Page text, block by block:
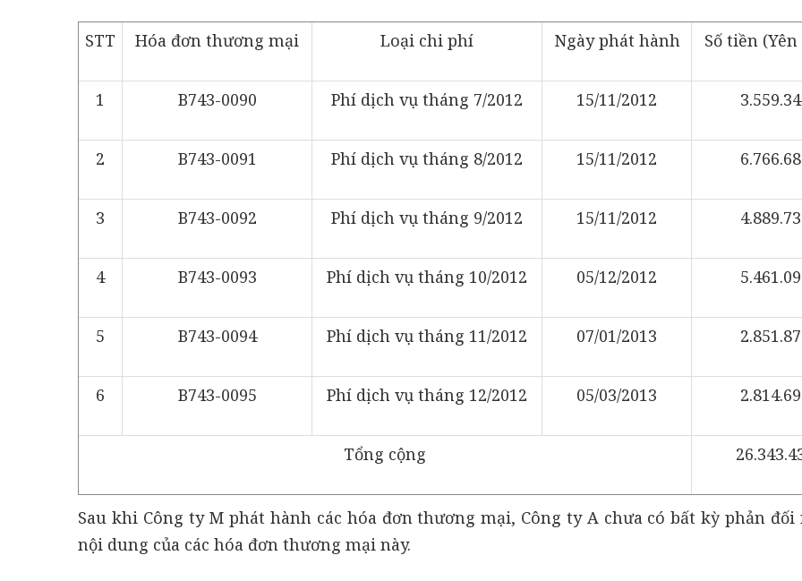
STT Hóa đơn thương mại Loại chi phí Ngày phát hành Số tiền
1 B743-0090 Phí dịch vụ tháng 7/2012 15/11/2012
2 B743-0091 Phí dịch vụ tháng 8/2012 15/11/2012
3 B743-0092 Phí dịch vụ tháng 9/2012 15/11/2012
4 B743-0093 Phí dịch vụ tháng 10/2012 05/12/2012
5 B743-0094 Phí dịch vụ tháng 11/2012 07/01/2013
6 B743-0095 Phí dịch vụ tháng 12/2012 05/03/2013
Tổng cộng
Sau khi Công ty M phát hành các hóa đơn thương mại, Công ty A chưa có bất kỳ phản đối
nội dung của các hóa đơn thương mại này.